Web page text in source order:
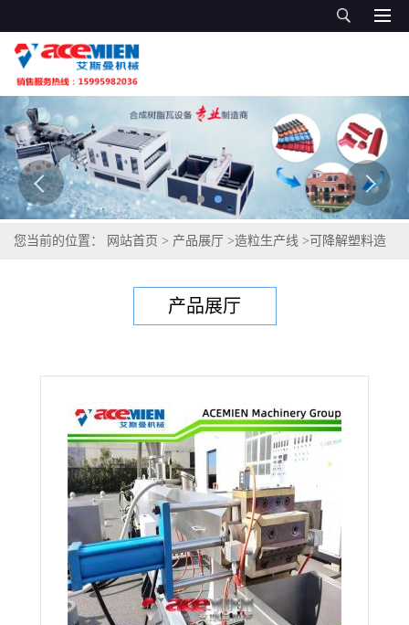
您当前的位置： 网站首页 > 产品展厅 >造粒生产线 > 可降解塑料造
产品展厅